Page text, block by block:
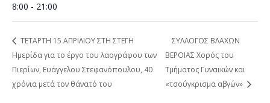
8:00 - 21:00
ΤΕΤΑΡΤΗ 15 ΑΠΡΙΛΙΟΥ ΣΤΗ ΣΤΕΓΗ
Ημερίδα για το έργο του λαογράφου των
Πιερίων, Ευάγγελου Στεφανόπουλου, 40
χρόνια μετά τον θάνατό του
ΣΥΛΛΟΓΟΣ ΒΛΑΧΩΝ
ΒΕΡΟΙΑΣ Χορός του
Τμήματος Γυναικών και
«τσούγκρισμα αβγών»